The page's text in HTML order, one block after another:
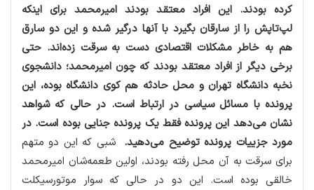
كرده بودند. این افراد معتقد بودند امیرمحمد برای اینكه
لپ‌تاپش را از سارقان بگیرد با آنها درگیر شده و این دو سارق
هم به خاطر مشكلات اقتصادی دست به سرقت زده‌اند. حتی
برخی دیگر از افراد معتقد بودند كه چون امیرمحمد؛ دانشجوی
نخبه دانشگاه تهران و محل حادثه هم كوی دانشگاه بوده، این
پرونده با مسائل سیاسی در ارتباط است. در حالی كه شواهد
نشان می‌دهد این پرونده فقط یك پرونده جنایی بوده است. در
مورد جزییات پرونده توضیح می‌دهید. شبی كه این دو متهم
برای سرقت به آن محل رفته بودند، اولین طعمه‌شان امیرمحمد
خالقی بوده است. این دو در حالی كه سوار موتورسیكلت